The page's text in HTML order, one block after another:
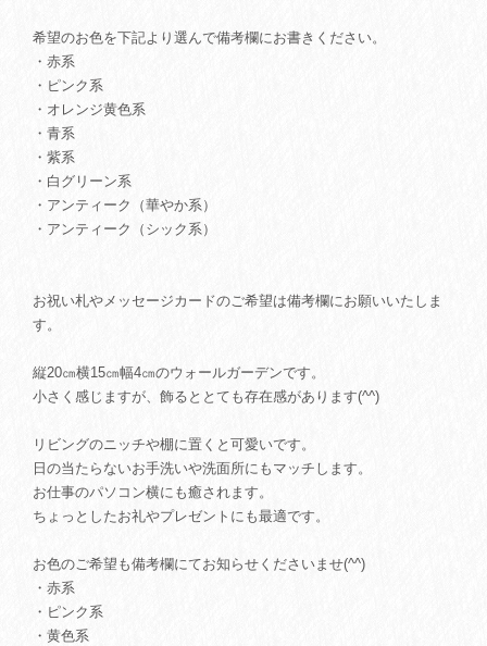
希望のお色を下記より選んで備考欄にお書きください。
・赤系
・ピンク系
・オレンジ黄色系
・青系
・紫系
・白グリーン系
・アンティーク（華やか系）
・アンティーク（シック系）
お祝い札やメッセージカードのご希望は備考欄にお願いいたしま
す。
縦20㎝横15㎝幅4㎝のウォールガーデンです。
小さく感じますが、飾るととても存在感があります(^^)
リビングのニッチや棚に置くと可愛いです。
日の当たらないお手洗いや洗面所にもマッチします。
お仕事のパソコン横にも癒されます。
ちょっとしたお礼やプレゼントにも最適です。
お色のご希望も備考欄にてお知らせくださいませ(^^)
・赤系
・ピンク系
・黄色系